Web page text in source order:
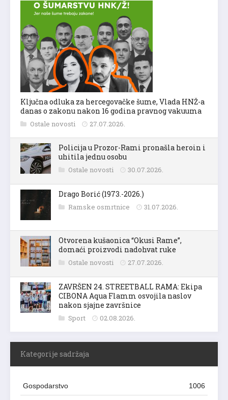
Ključna odluka za hercegovačke šume, Vlada HNŽ-a
danas o zakonu nakon 16 godina pravnog vakuuma
Ostale novosti 27.07.2026.
Policija u Prozor-Rami pronašla heroin i
uhitila jednu osobu
Ostale novosti 30.07.2026.
Drago Borić (1973.-2026.)
Ramske osmrtnice 31.07.2026.
Otvorena kušaonica “Okusi Rame”,
domaći proizvodi nadohvat ruke
Ostale novosti 27.07.2026.
ZAVRŠEN 24. STREETBALL RAMA: Ekipa
CIBONA Aqua Flamm osvojila naslov
nakon sjajne završnice
Sport 02.08.2026.
Kategorije sadržaja
Gospodarstvo 1006